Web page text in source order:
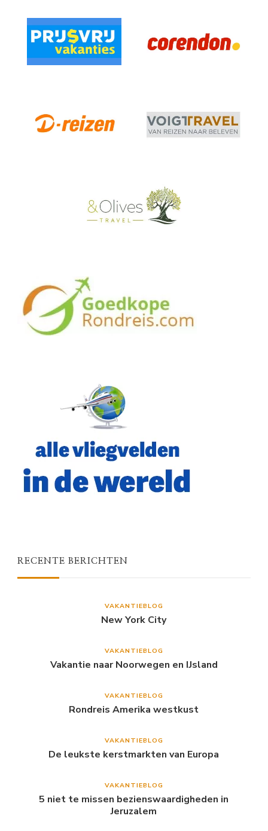
RECENTE BERICHTEN
VAKANTIEBLOG
New York City
VAKANTIEBLOG
Vakantie naar Noorwegen en IJsland
VAKANTIEBLOG
Rondreis Amerika westkust
VAKANTIEBLOG
De leukste kerstmarkten van Europa
VAKANTIEBLOG
5 niet te missen bezienswaardigheden in
Jeruzalem